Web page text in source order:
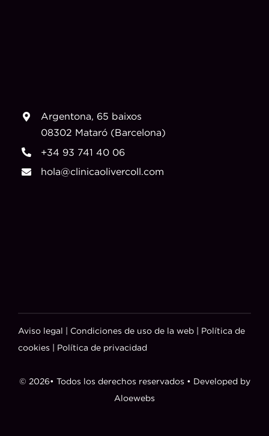
Argentona, 65 baixos
08302 Mataró (Barcelona)
+34 93 741 40 06
hola@clinicaolivercoll.com
© 2026• Todos los derechos reservados • Developed by
Aloewebs
Aviso legal | Condiciones de uso de la web| Política de
cookies | Política de privacidad